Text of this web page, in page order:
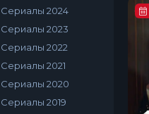
Сериалы 2024
Сериалы 2023
Сериалы 2022
Сериалы 2021
Сериалы 2020
Сериалы 2019